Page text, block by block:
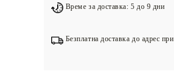
Време за доставка: 5 до 9 дни
Безплатна доставка до адрес